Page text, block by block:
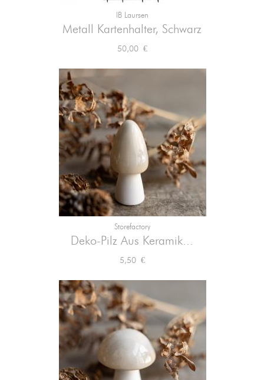
IB Laursen
Metall Kartenhalter, Schwarz
Preis
50,00 €
Storefactory
Deko-Pilz Aus Keramik...
Preis
5,50 €